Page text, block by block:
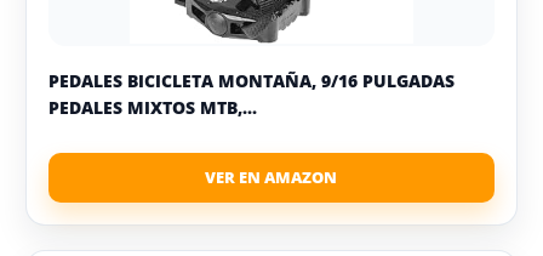
PEDALES BICICLETA MONTAÑA, 9/16 PULGADAS
PEDALES MIXTOS MTB,...